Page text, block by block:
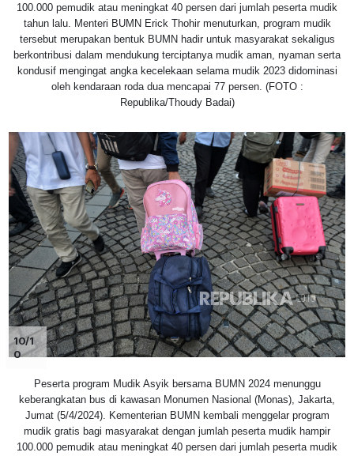
100.000 pemudik atau meningkat 40 persen dari jumlah peserta mudik
tahun lalu. Menteri BUMN Erick Thohir menuturkan, program mudik
tersebut merupakan bentuk BUMN hadir untuk masyarakat sekaligus
berkontribusi dalam mendukung terciptanya mudik aman, nyaman serta
kondusif mengingat angka kecelekaan selama mudik 2023 didominasi
oleh kendaraan roda dua mencapai 77 persen. (FOTO :
Republika/Thoudy Badai)
10/1
0
Peserta program Mudik Asyik bersama BUMN 2024 menunggu
keberangkatan bus di kawasan Monumen Nasional (Monas), Jakarta,
Jumat (5/4/2024). Kementerian BUMN kembali menggelar program
mudik gratis bagi masyarakat dengan jumlah peserta mudik hampir
100.000 pemudik atau meningkat 40 persen dari jumlah peserta mudik